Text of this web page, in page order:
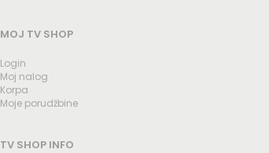
MOJ TV SHOP
Login
Moj nalog
Korpa
Moje porudžbine
TV SHOP INFO